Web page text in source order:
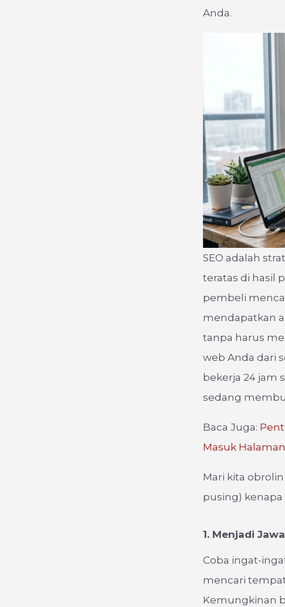
Anda.
SEO adalah
teratas di hasil
pembeli
mendapatkan
tanpa harus
web Anda dari
bekerja 24 jam
sedang
Baca Juga:
Masuk
Mari kita
pusing) kenapa
1. Menjadi
Coba ingat-
mencari
Kemungkinan